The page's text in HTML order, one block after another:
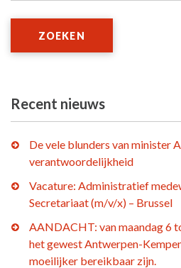
ZOEKEN
Recent nieuws
De vele blunders van minister
verantwoordelijkheid
Vacature: Administratief
Secretariaat (m/v/x) – Brussel
AANDACHT: van maandag 6
het gewest Antwerpen-
moeilijker bereikbaar zijn.